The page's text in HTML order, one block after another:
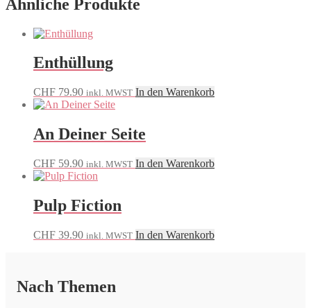
Ähnliche Produkte
Enthüllung
CHF 79.90 inkl. MWST In den Warenkorb
An Deiner Seite
CHF 59.90 inkl. MWST In den Warenkorb
Pulp Fiction
CHF 39.90 inkl. MWST In den Warenkorb
Nach Themen